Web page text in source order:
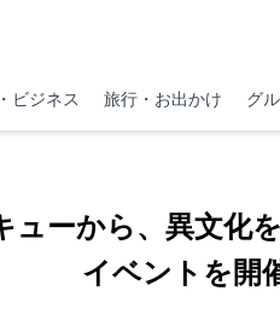
ビジネス 旅行・お出かけ グ
ューから、異文
イベントを開